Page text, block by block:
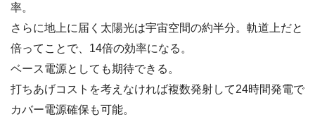
率。
さらに地上に届く太陽光は宇宙空間の約半分。軌道上だと
倍ってことで、14倍の効率になる。
ベース電源としても期待できる。
打ちあげコストを考えなければ複数発射して24時間発電で
カバー電源確保も可能。